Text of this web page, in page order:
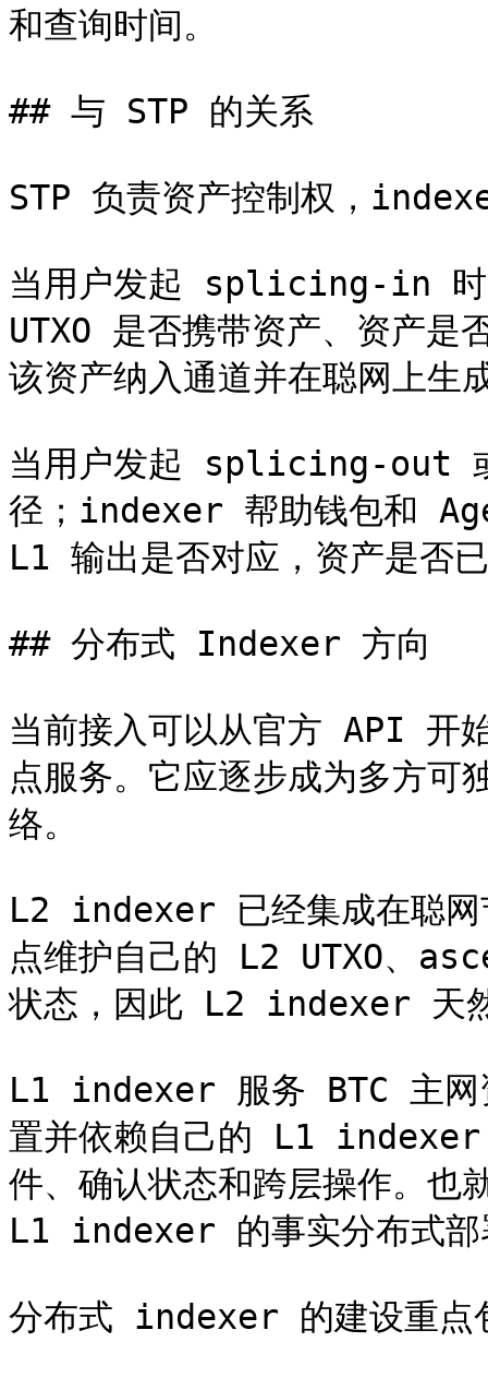
和查询时间。
## 与 STP 的关系
STP 负责资产控制权，
当用户发起 splicing-in 时
UTXO 是否携带资产、资产是
该资产纳入通道并在聪网上生
当用户发起 splicing-out
径；indexer 帮助钱包和
L1 输出是否对应，资产是否
## 分布式 Indexer 方向
当前接入可以从官方 API
点服务。它应逐步成为多方可
络。
L2 indexer 已经集成在聪网
点维护自己的 L2 UTXO、
状态，因此 L2 indexer 天然
L1 indexer 服务 BTC 主网
置并依赖自己的 L1 indexer
件、确认状态和跨层操作。
L1 indexer 的事实分布式部
分布式 indexer 的建设重点